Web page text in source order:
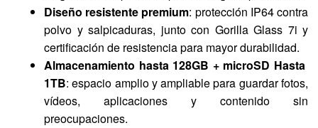
Diseño resistente premium: protección IP64 contra
polvo y salpicaduras, junto con Gorilla Glass 7i y
certificación de resistencia para mayor durabilidad.
Almacenamiento hasta 128GB + microSD Hasta
1TB: espacio amplio y ampliable para guardar fotos,
vídeos, aplicaciones y contenido sin
preocupaciones.